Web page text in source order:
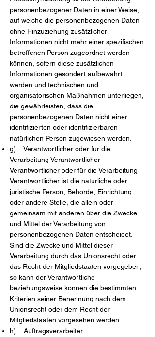
personenbezogener Daten in einer Weise,
auf welche die personenbezogenen Daten
ohne Hinzuziehung zusätzlicher
Informationen nicht mehr einer spezifischen
betroffenen Person zugeordnet werden
können, sofern diese zusätzlichen
Informationen gesondert aufbewahrt
werden und technischen und
organisatorischen Maßnahmen unterliegen,
die gewährleisten, dass die
personenbezogenen Daten nicht einer
identifizierten oder identifizierbaren
natürlichen Person zugewiesen werden.
g) Verantwortlicher oder für die
Verarbeitung Verantwortlicher
Verantwortlicher oder für die Verarbeitung
Verantwortlicher ist die natürliche oder
juristische Person, Behörde, Einrichtung
oder andere Stelle, die allein oder
gemeinsam mit anderen über die Zwecke
und Mittel der Verarbeitung von
personenbezogenen Daten entscheidet.
Sind die Zwecke und Mittel dieser
Verarbeitung durch das Unionsrecht oder
das Recht der Mitgliedstaaten vorgegeben,
so kann der Verantwortliche
beziehungsweise können die bestimmten
Kriterien seiner Benennung nach dem
Unionsrecht oder dem Recht der
Mitgliedstaaten vorgesehen werden.
h) Auftragsverarbeiter